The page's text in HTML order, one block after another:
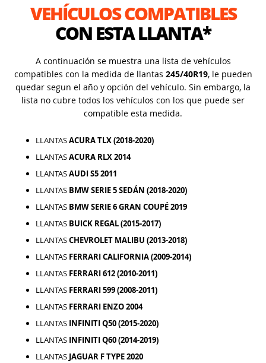
VEHÍCULOS COMPATIBLES
CON ESTA LLANTA*
A continuación se muestra una lista de vehículos
compatibles con la medida de llantas 245/40R19, le pueden
quedar segun el año y opción del vehículo. Sin embargo, la
lista no cubre todos los vehículos con los que puede ser
compatible esta medida.
LLANTASACURA TLX (2018-2020)
LLANTASACURA RLX 2014
LLANTASAUDI S5 2011
LLANTAS BMW SERIE 5 SEDÁN (2018-2020)
LLANTAS BMW SERIE 6 GRAN COUPÉ 2019
LLANTAS BUICK REGAL (2015-2017)
LLANTASCHEVROLET MALIBU (2013-2018)
LLANTAS FERRARI CALIFORNIA (2009-2014)
LLANTAS FERRARI 612 (2010-2011)
LLANTAS FERRARI 599 (2008-2011)
LLANTAS FERRARI ENZO 2004
LLANTAS INFINITI Q50 (2015-2020)
LLANTAS INFINITI Q60 (2014-2019)
LLANTAS JAGUAR F TYPE 2020